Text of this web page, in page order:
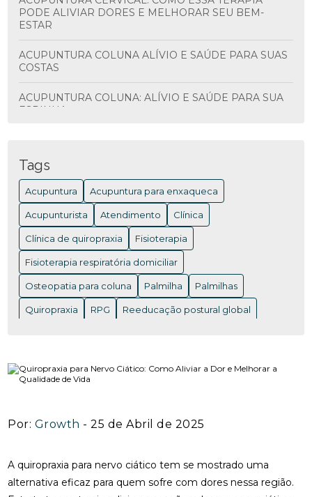
Por: Growth - 25 de Abril de 2025
A quiropraxia para nervo ciático tem se mostrado uma
alternativa eficaz para quem sofre com dores nessa região.
PODE ALIVIAR DORES E MELHORAR SEU BEM-
ESTAR
ACUPUNTURA COLUNA ALÍVIO E SAÚDE PARA SUAS
COSTAS
ACUPUNTURA COLUNA: ALÍVIO E SAÚDE PARA SUA
ESPINHA
ACUPUNTURA COLUNA: BENEFÍCIOS E COMO
FUNCIONA PARA ALIVIAR DORES
ACUPUNTURA EM NITERÓI: BENEFÍCIOS E ONDE
ENCONTRAR OS MELHORES PROFISSIONAIS
ACUPUNTURA EM NITERÓI: BENEFÍCIOS QUE VOCÊ
PRECISA CONHECER
ACUPUNTURA EM NITERÓI: DESCUBRA OS
BENEFÍCIOS DESSA TERAPIA MILENAR
BENEFÍCIOS E ENCONTRE OS MELHORES
ESPECIALISTAS NA REGIÃO
INCRÍVEIS PARA ALÍVIO
CIÁTICO E MELHORAR A QUALIDADE DE VIDA
Tags
Acupuntura Acupuntura para enxaqueca
Acupunturista Atendimento Clínica
Clínica de quiropraxia Fisioterapia
Fisioterapia respiratória domiciliar
Osteopatia para coluna Palmilha Palmilhas
Quiropraxia RPG Reeducação postural global
acupunturista consulta
fisioterapia de reabilitação vestibular